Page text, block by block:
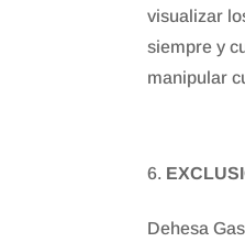
visualizar
siempre y
manipular
Dehesa